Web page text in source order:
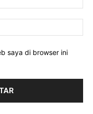
saya di browser ini